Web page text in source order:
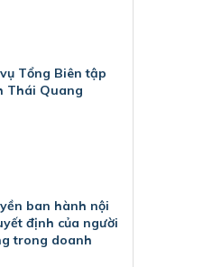
Tổng Biên tập
Thái Quang
ban hành nội
định của người
trong doanh